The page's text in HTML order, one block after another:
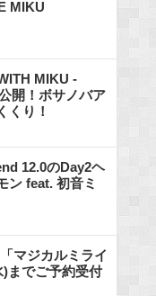
MIKU
MIKU -
開！ボサノバア
くり！
12.0のDay2ヘ
ン feat. 初音ミ
マジカルミライ
)までご予約受付